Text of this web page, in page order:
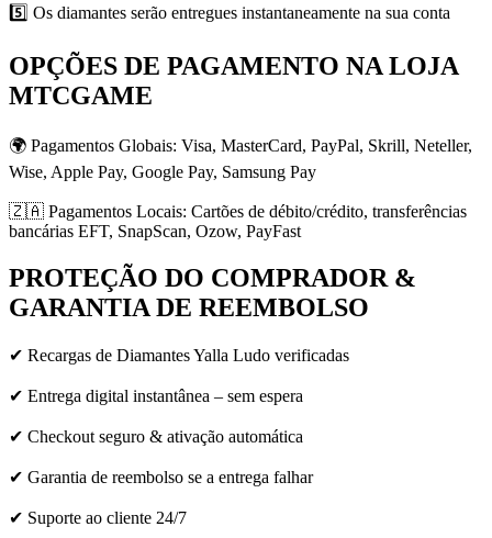
5️⃣ Os diamantes serão entregues instantaneamente na sua conta
OPÇÕES DE PAGAMENTO NA LOJA
MTCGAME
🌍 Pagamentos Globais: Visa, MasterCard, PayPal, Skrill, Neteller,
Wise, Apple Pay, Google Pay, Samsung Pay
🇿🇦 Pagamentos Locais: Cartões de débito/crédito, transferências
bancárias EFT, SnapScan, Ozow, PayFast
PROTEÇÃO DO COMPRADOR &
GARANTIA DE REEMBOLSO
✔ Recargas de Diamantes Yalla Ludo verificadas
✔ Entrega digital instantânea – sem espera
✔ Checkout seguro & ativação automática
✔ Garantia de reembolso se a entrega falhar
✔ Suporte ao cliente 24/7